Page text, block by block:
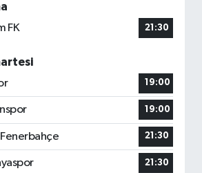
FK
21:30
19:00
19:00
21:30
21:30